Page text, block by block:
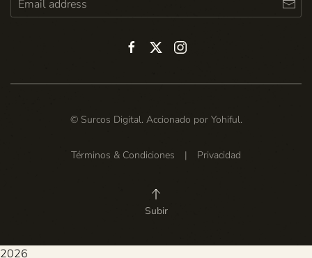
© Surcos Digital. Accionado por Yohiful.
Términos & Condiciones | Privacidad
Subir
2026